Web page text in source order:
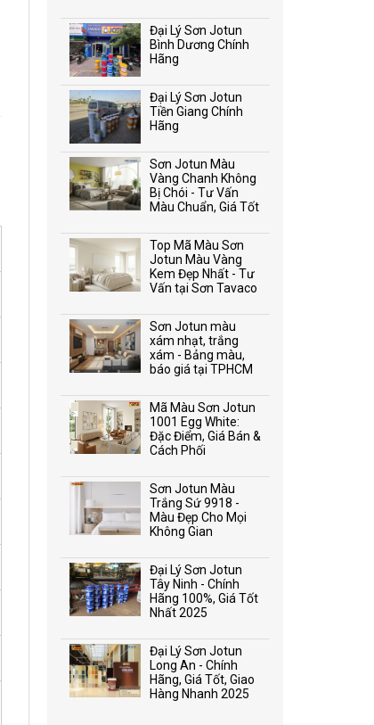
Đại Lý Sơn Jotun
Bình Dương Chính
Hãng
Đại Lý Sơn Jotun
Tiền Giang Chính
Hãng
Sơn Jotun Màu
Vàng Chanh Không
Bị Chói - Tư Vấn
Màu Chuẩn, Giá Tốt
Top Mã Màu Sơn
Jotun Màu Vàng
Kem Đẹp Nhất - Tư
Vấn tại Sơn Tavaco
Sơn Jotun màu
xám nhạt, trắng
xám - Bảng màu,
báo giá tại TPHCM
Mã Màu Sơn Jotun
1001 Egg White:
Đặc Điểm, Giá Bán &
Cách Phối
Sơn Jotun Màu
Trắng Sứ 9918 -
Màu Đẹp Cho Mọi
Không Gian
Đại Lý Sơn Jotun
Tây Ninh - Chính
Hãng 100%, Giá Tốt
Nhất 2025
Đại Lý Sơn Jotun
Long An - Chính
Hãng, Giá Tốt, Giao
Hàng Nhanh 2025